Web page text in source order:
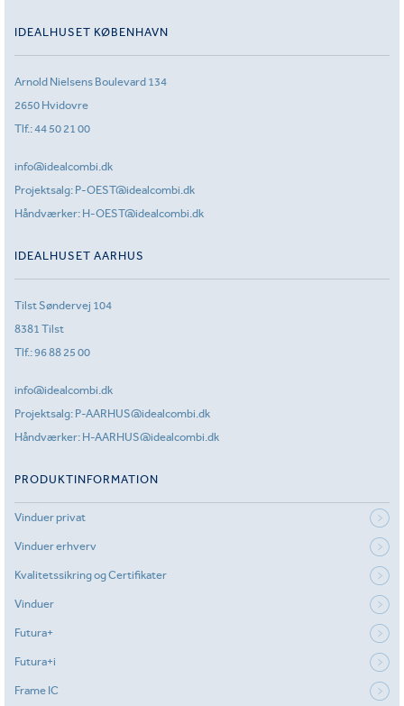
IDEALHUSET KØBENHAVN
Arnold Nielsens Boulevard 134
2650 Hvidovre
Tlf.:44 50 21 00
info@idealcombi.dk
Projektsalg: P-OEST@idealcombi.dk
Håndværker: H-OEST@idealcombi.dk
IDEALHUSET AARHUS
Tilst Søndervej 104
8381 Tilst
Tlf.:96 88 25 00
info@idealcombi.dk
Projektsalg: P-AARHUS@idealcombi.dk
Håndværker: H-AARHUS@idealcombi.dk
PRODUKTINFORMATION
Vinduer privat
Vinduer erhverv
Kvalitetssikring og Certifikater
Vinduer
Futura+
Futura+i
Frame IC